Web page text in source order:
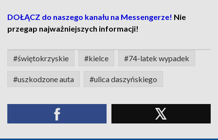
DOŁĄCZ do naszego kanału na Messengerze! Nie
przegap najważniejszych informacji!
#świętokrzyskie #kielce #74-latek wypadek
#uszkodzone auta #ulica daszyńskiego